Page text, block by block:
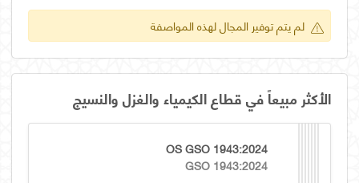
لم يتم توفير المجال لهذه المواصفة
الأكثر مبيعاً في قطاع الكيمياء والغزل والنسيج
OS GSO 1943:2024
GSO 1943:2024